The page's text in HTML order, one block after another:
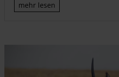
mehr lesen